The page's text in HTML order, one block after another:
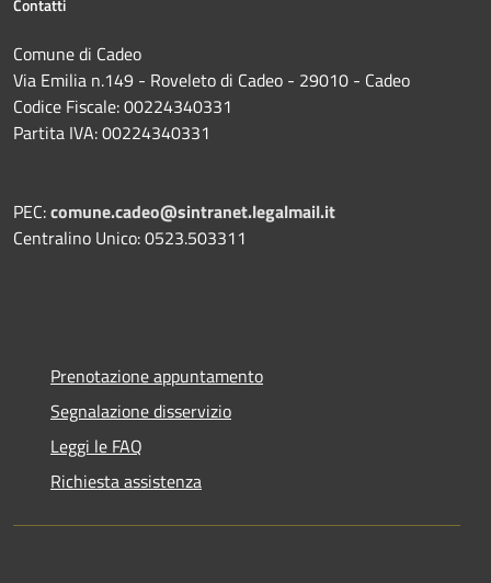
Comune di Cadeo
Via Emilia n.149 - Roveleto di Cadeo - 29010 - Cadeo
Codice Fiscale: 00224340331
Partita IVA: 00224340331
PEC:comune.cadeo@sintranet.legalmail.it
Centralino Unico: 0523.503311
Prenotazione appuntamento
Segnalazione disservizio
Leggi le FAQ
Richiesta assistenza